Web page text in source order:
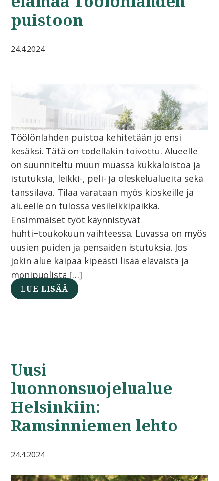
puistoon
24.4.2024
Töölönlahden puistoa kehitetään jo ensi
kesäksi. Tätä on todellakin toivottu. Alueelle
on suunniteltu muun muassa kukkaloistoa ja
istutuksia, leikki-, peli- ja oleskelualueita sekä
tanssilava. Tilaa varataan myös kioskeille ja
alueelle on tulossa vesileikkipaikka.
Ensimmäiset työt käynnistyvät
huhti−toukokuun vaihteessa. Luvassa on myös
uusien puiden ja pensaiden istutuksia. Jos
jokin alue kaipaa kipeästi lisää eläväistä ja
monipuolista […]
LUE LISÄÄ
Uusi
luonnonsuojelualue
Helsinkiin:
Ramsinniemen lehto
24.4.2024